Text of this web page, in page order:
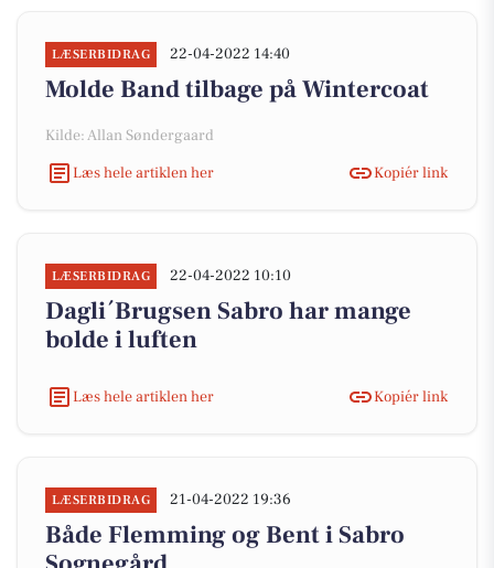
LÆSERBIDRAG 22-04-2022 14:40
Molde Band tilbage på Wintercoat
Kilde: Allan Søndergaard
Læs hele artiklen her
Kopiér link
LÆSERBIDRAG 22-04-2022 10:10
Dagli´Brugsen Sabro har mange
bolde i luften
Læs hele artiklen her Kopiér link
LÆSERBIDRAG 21-04-2022 19:36
Både Flemming og Bent i Sabro